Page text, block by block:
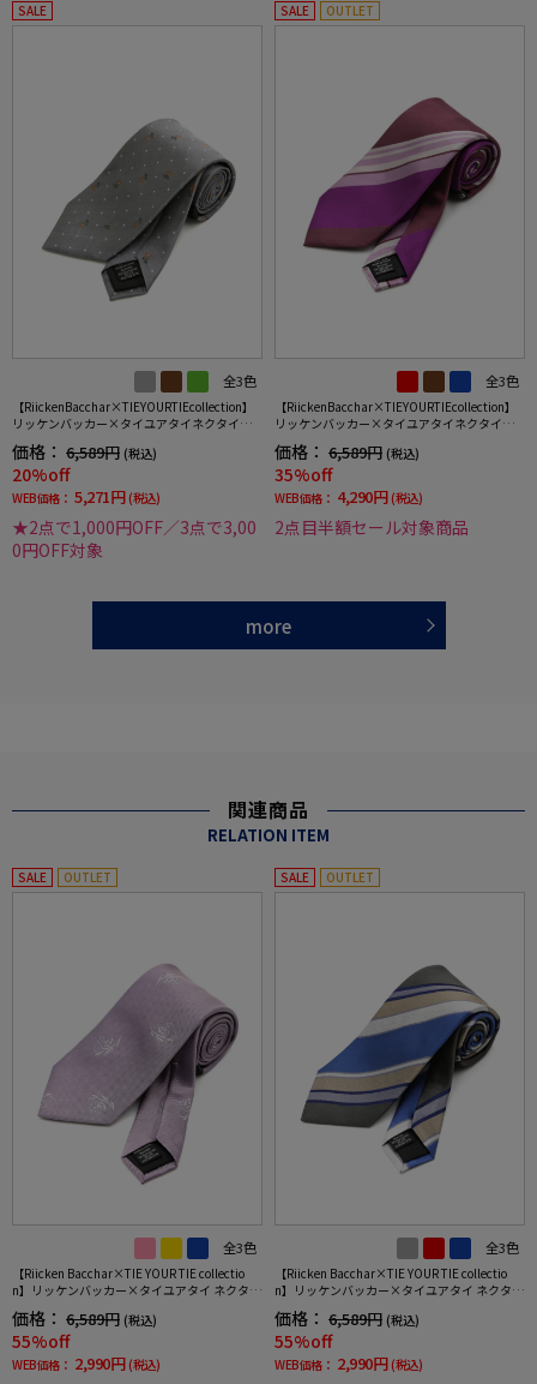
SALE
全3色
【RiickenBacchar×TIEYOURTIEcollection】
リッケンバッカー×タイユアタイネクタイレ
ギュラーシルク100%小柄RUCKENBACCHAR
価格： 6,589円 (税込)
20%off
WEB価格： 5,271円 (税込)
★2点で1,000円OFF／3点で3,00
0円OFF対象
SALE OUTLET
全3色
【RiickenBacchar×TIEYOURTIEcollection】
リッケンバッカー×タイユアタイネクタイシ
ルク100%ストライプ
価格： 6,589円 (税込)
35%off
WEB価格： 4,290円 (税込)
2点目半額セール対象商品
more
関連商品
RELATION ITEM
SALE OUTLET
全3色
【Riicken Bacchar×TIE YOUR TIE collectio
n】リッケンバッカー×タイユアタイ ネクタイ
シルク100% 小柄
価格： 6,589円 (税込)
55%off
WEB価格： 2,990円 (税込)
SALE OUTLET
全3色
【Riicken Bacchar×TIE YOUR TIE collectio
n】リッケンバッカー×タイユアタイ ネクタイ
シルク100% ストライプ
価格： 6,589円 (税込)
55%off
WEB価格： 2,990円 (税込)